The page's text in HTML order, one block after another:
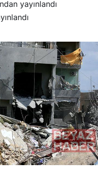
yayınlandı